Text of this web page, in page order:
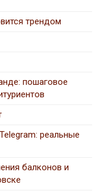
трендом
пошаговое
реальные
балконов и